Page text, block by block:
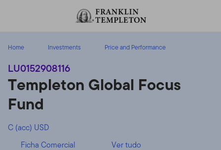
Home Investments Price and Performance
LU0152908116
Templeton Global Focus
Fund
C (acc) USD
Ficha Comercial
Ver tudo